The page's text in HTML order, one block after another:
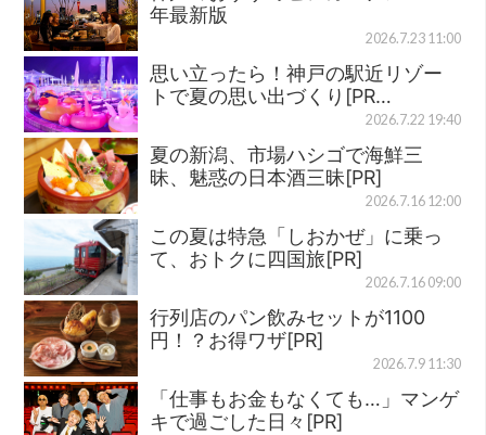
年最新版
2026.7.23 11:00
思い立ったら！神戸の駅近リゾー
トで夏の思い出づくり[PR…
2026.7.22 19:40
夏の新潟、市場ハシゴで海鮮三
昧、魅惑の日本酒三昧[PR]
2026.7.16 12:00
この夏は特急「しおかぜ」に乗っ
て、おトクに四国旅[PR]
2026.7.16 09:00
行列店のパン飲みセットが1100
円！？お得ワザ[PR]
2026.7.9 11:30
「仕事もお金もなくても…」マンゲ
キで過ごした日々[PR]